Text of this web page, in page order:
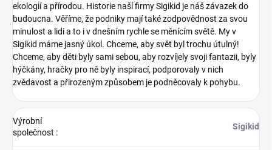
ekologií a přírodou. Historie naší firmy Sigikid je náš závazek do
budoucna. Věříme, že podniky mají také zodpovědnost za svou
minulost a lidi a to i v dnešním rychle se měnícím světě. My v
Sigikid máme jasný úkol. Chceme, aby svět byl trochu útulný!
Chceme, aby děti byly sami sebou, aby rozvíjely svoji fantazii, byly
hýčkány, hračky pro ně byly inspirací, podporovaly v nich
zvědavost a přirozeným způsobem je podněcovaly k pohybu.
Výrobní
společnost :
Sigikid